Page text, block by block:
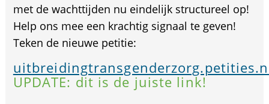
met de wachttijden nu eindelijk structureel op!
Help ons mee een krachtig signaal te geven!
Teken de nieuwe petitie:
UPDATE: dit is de juiste link!